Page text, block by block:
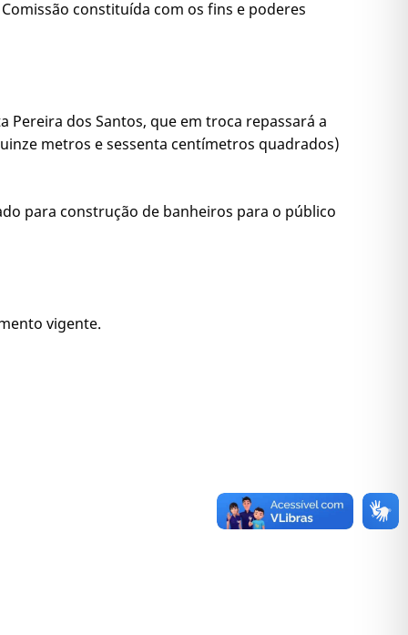
constituída com os fins e poderes
Pereira dos Santos, que em troca repassará a
metros e sessenta centímetros quadrados)
para construção de banheiros para o público
vigente.